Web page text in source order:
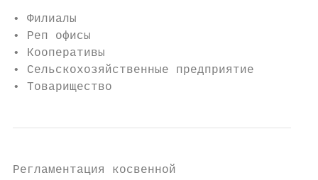
• Филиалы
• Реп офисы
• Кооперативы
• Сельскохозяйственные предприятие
• Товарищество
Регламентация косвенной